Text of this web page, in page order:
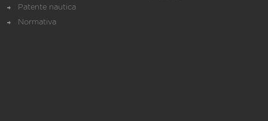
Patente nautica
Normativa